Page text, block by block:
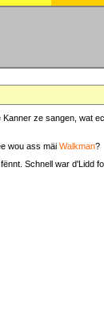
ze sangen, wat
wou ass mäi Walkman?
Schnell war d'Lidd